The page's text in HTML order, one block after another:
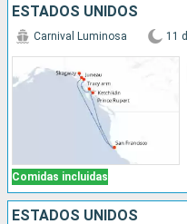
ESTADOS UNIDOS
Comidas incluidas
Carnival Luminosa 11 d
ESTADOS UNIDOS